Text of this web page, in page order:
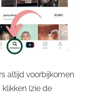
altijd voorbijkomen
klikken (zie de